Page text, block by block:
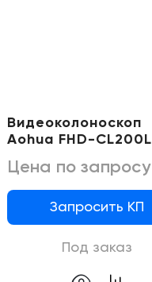
Видеоколоноскоп
Aohua FHD-CL200L
Цена по запросу
Запросить КП
Под заказ